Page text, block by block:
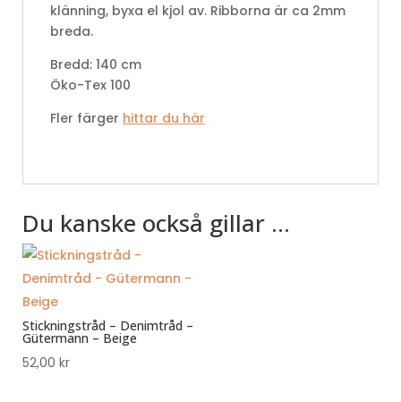
klänning, byxa el kjol av. Ribborna är ca 2mm
breda.
Bredd: 140 cm
Öko-Tex 100
Fler färger hittar du här
Du kanske också gillar …
Stickningstråd – Denimtråd –
Gütermann – Beige
52,00 kr